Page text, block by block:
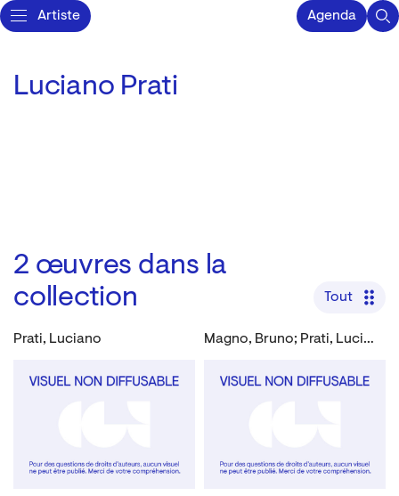
Artiste Agenda
Luciano Prati
2 œuvres dans la
collection
Tout
Prati, Luciano Magno, Bruno; Prati, Luciano; Palma, Angelo